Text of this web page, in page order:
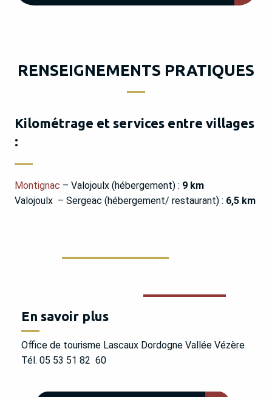
RENSEIGNEMENTS PRATIQUES
Kilométrage et services entre villages
:
Montignac – Valojoulx (hébergement) : 9 km
Valojoulx – Sergeac (hébergement/ restaurant) : 6,5 km
En savoir plus
Office de tourisme Lascaux Dordogne Vallée Vézère
Tél. 05 53 51 82 60